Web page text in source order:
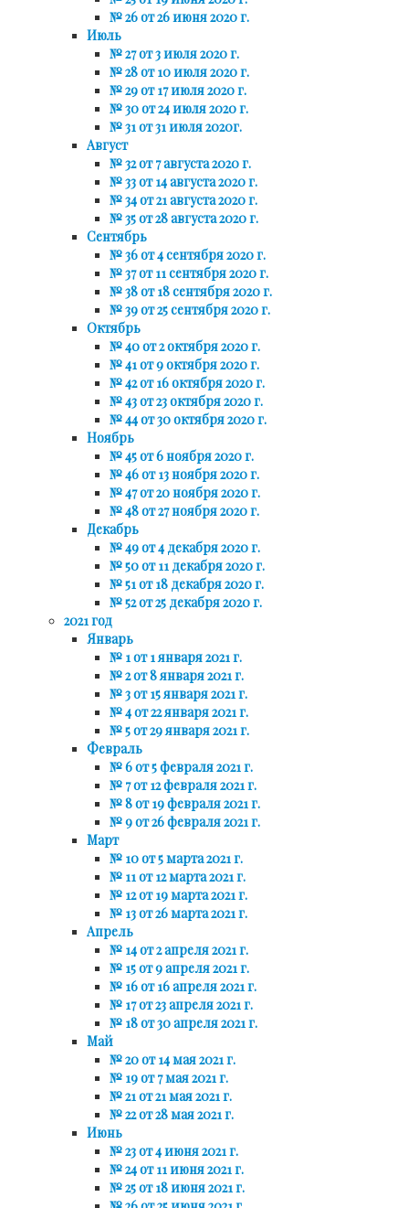
№ 26 от 26 июня 2020 г.
Июль
№ 27 от 3 июля 2020 г.
№ 28 от 10 июля 2020 г.
№ 29 от 17 июля 2020 г.
№ 30 от 24 июля 2020 г.
№ 31 от 31 июля 2020г.
Август
№ 32 от 7 августа 2020 г.
№ 33 от 14 августа 2020 г.
№ 34 от 21 августа 2020 г.
№ 35 от 28 августа 2020 г.
Сентябрь
№ 36 от 4 сентября 2020 г.
№ 37 от 11 сентября 2020 г.
№ 38 от 18 сентября 2020 г.
№ 39 от 25 сентября 2020 г.
Октябрь
№ 40 от 2 октября 2020 г.
№ 41 от 9 октября 2020 г.
№ 42 от 16 октября 2020 г.
№ 43 от 23 октября 2020 г.
№ 44 от 30 октября 2020 г.
Ноябрь
№ 45 от 6 ноября 2020 г.
№ 46 от 13 ноября 2020 г.
№ 47 от 20 ноября 2020 г.
№ 48 от 27 ноября 2020 г.
Декабрь
№ 49 от 4 декабря 2020 г.
№ 50 от 11 декабря 2020 г.
№ 51 от 18 декабря 2020 г.
№ 52 от 25 декабря 2020 г.
2021 год
Январь
№ 1 от 1 января 2021 г.
№ 2 от 8 января 2021 г.
№ 3 от 15 января 2021 г.
№ 4 от 22 января 2021 г.
№ 5 от 29 января 2021 г.
Февраль
№ 6 от 5 февраля 2021 г.
№ 7 от 12 февраля 2021 г.
№ 8 от 19 февраля 2021 г.
№ 9 от 26 февраля 2021 г.
Март
№ 10 от 5 марта 2021 г.
№ 11 от 12 марта 2021 г.
№ 12 от 19 марта 2021 г.
№ 13 от 26 марта 2021 г.
Апрель
№ 14 от 2 апреля 2021 г.
№ 15 от 9 апреля 2021 г.
№ 16 от 16 апреля 2021 г.
№ 17 от 23 апреля 2021 г.
№ 18 от 30 апреля 2021 г.
Май
№ 20 от 14 мая 2021 г.
№ 19 от 7 мая 2021 г.
№ 21 от 21 мая 2021 г.
№ 22 от 28 мая 2021 г.
Июнь
№ 23 от 4 июня 2021 г.
№ 24 от 11 июня 2021 г.
№ 25 от 18 июня 2021 г.